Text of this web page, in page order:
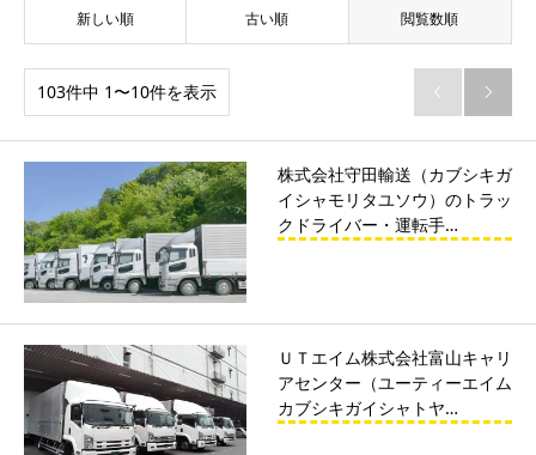
新しい順 古い順 閲覧数順
103件中 1〜10件を表示  
株式会社守田輸送（カブシキガ
イシャモリタユソウ）のトラッ
クドライバー・運転手…
ＵＴエイム株式会社富山キャリ
アセンター（ユーティーエイム
カブシキガイシャトヤ…